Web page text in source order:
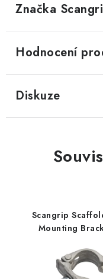
Značka
Hodnocení
Diskuze
Scangrip
Mounting
a pracovní